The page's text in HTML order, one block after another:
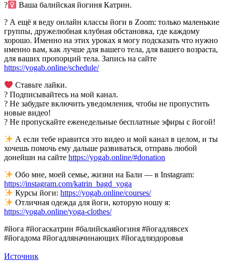
?‍
Ваша балийская йогиня Катрин.
? А ещё я веду онлайн классы йоги в Zoom: только маленькие
группы, дружелюбная клубная обстановка, где каждому
хорошо. Именно на этих уроках я могу подсказать что нужно
именно вам, как лучше для вашего тела, для вашего возраста,
для ваших пропорций тела. Запись на сайте
https://yogab.online/schedule/
Ставьте лайки.
? Подписывайтесь на мой канал.
? Не забудьте включить уведомления, чтобы не пропустить
новые видео!
? Не пропускайте еженедельные бесплатные эфиры с йогой!
А если тебе нравится это видео и мой канал в целом, и ты
хочешь помочь ему дальше развиваться, отправь любой
донейшн на сайте https://yogab.online/#donation
Обо мне, моей семье, жизни на Бали — в Instagram:
https://instagram.com/katrin_bagd_yoga
Курсы йоги:https://yogab.online/courses/
Отличная одежда для йоги, которую ношу я:
https://yogab.online/yoga-clothes/
#йога #йогаскатрин #балийскаяйогиня #йогадлявсех
#йогадома #йогадляначинающих #йогадляздоровья
Источник